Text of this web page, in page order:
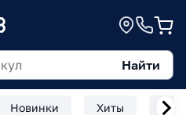
Найти
Новинки Хиты